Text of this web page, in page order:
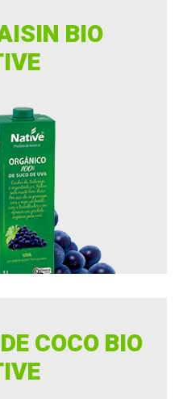
BIO
COCO BIO